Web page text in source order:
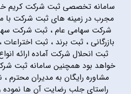
سامانه تخصصی ثبت شرکت کریم
مجرب در زمینه های ثبت شرکت با
شرکت سهامی عام ، ثبت شرکت
بازرگانی ، ثبت برند ، ثبت
ثبت انحلال شرکت آماده ارائه
خواهد بود همچنین سامانه ثبت
مشاوره رایگان به مدیران محترم
راستای جلب رضایت آن ها